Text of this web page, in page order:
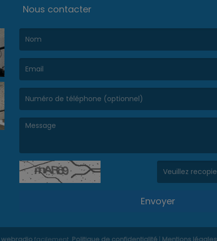
Nous contacter
Envoyer
facilement. Politique de confidentialité | Mentions légales